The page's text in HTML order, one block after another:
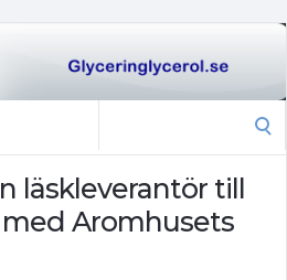
läskleverantör till
Aromhusets